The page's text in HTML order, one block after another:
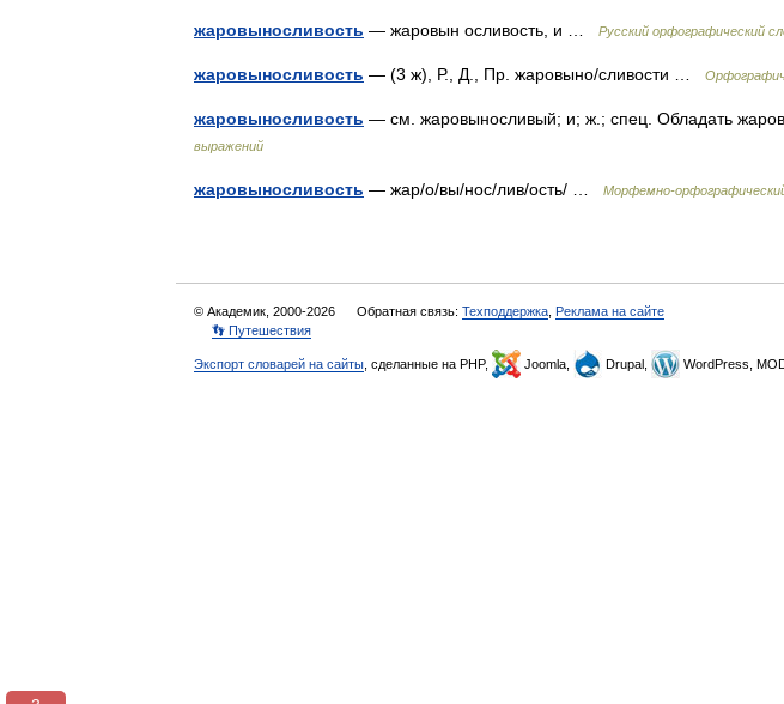
жаровыносливость — жаровын осливость, и … Русский орфографический
жаровыносливость — (3 ж), Р., Д., Пр. жаровыно/сливости …
жаровыносливость — см. жаровыносливый; и; ж.; спец. Обладать
выражений
жаровыносливость — жар/о/вы/нос/лив/ость/ … Морфемно-
© Академик, 2000-2026 Обратная связь: Техподдержка Реклама на сайте
👣 Путешествия
Экспорт словарей на сайты , сделанные на PHP, Joomla, Drupal, WordPress,